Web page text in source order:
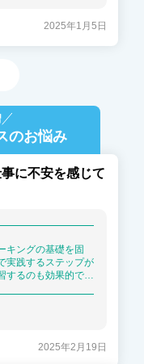
2025年1月5日
のお悩み
に不安を感じて
キングの基礎を固
実践するステップが
するのも効果的で
2025年2月19日